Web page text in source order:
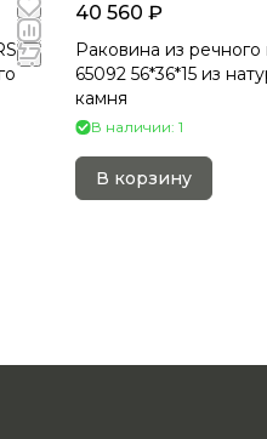
40 560 ₽
Раковина из речного
65092 56*36*15 из
камня
В наличии: 1
В корзину